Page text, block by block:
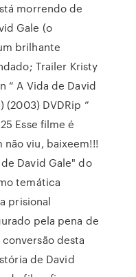
morrendo de
Gale (o
brilhante
Trailer Kristy
“ A Vida de David
(2003) DVDRip ”
Esse filme é
não viu, baixeem!!!
David Gale" do
temática
prisional
pela pena de
desta
de David